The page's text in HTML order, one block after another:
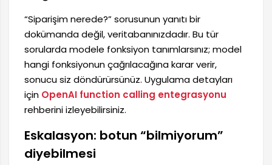
“Siparişim nerede?” sorusunun yanıtı bir
dokümanda değil, veritabanınızdadır. Bu tür
sorularda modele fonksiyon tanımlarsınız; model
hangi fonksiyonun çağrılacağına karar verir,
sonucu siz döndürürsünüz. Uygulama detayları
için OpenAI function calling entegrasyonu
rehberini izleyebilirsiniz.
Eskalasyon: botun “bilmiyorum”
diyebilmesi